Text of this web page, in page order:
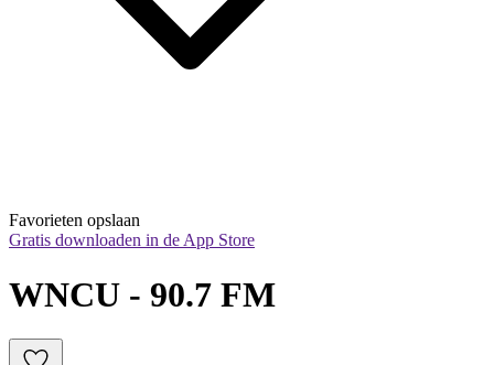
Favorieten opslaan
Gratis downloaden in de App Store
WNCU - 90.7 FM